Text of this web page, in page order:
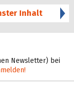
Inhalt
Newsletter) bei